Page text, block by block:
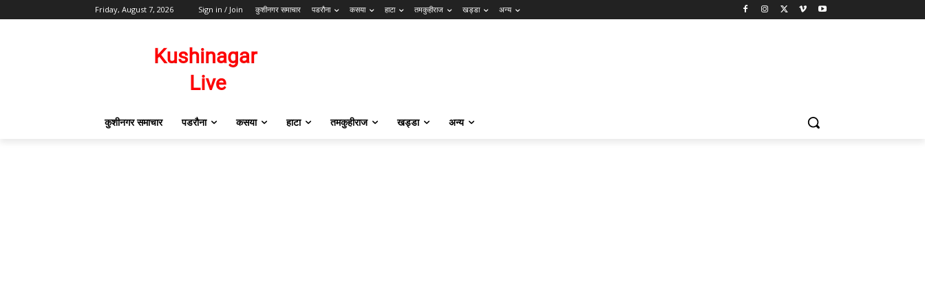
Friday, August 7, 2026 Sign in / Join कुशीनगर समाचार पडरौना कसया हाटा तमकुहीराज खड्डा अन्य
कुशीनगर समाचार पडरौना कसया हाटा तमकुहीराज खड्डा अन्य